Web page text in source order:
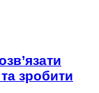
зробити